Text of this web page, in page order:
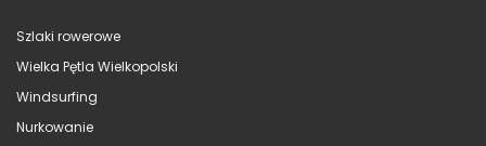
Szlaki rowerowe
Wielka Pętla Wielkopolski
Windsurfing
Nurkowanie